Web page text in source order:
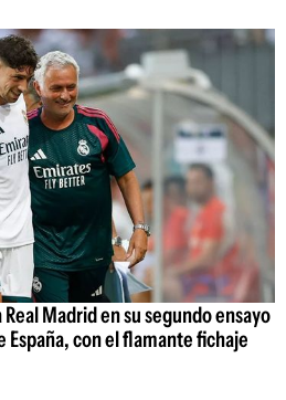
Madrid en su segundo ensayo
con el flamante fichaje